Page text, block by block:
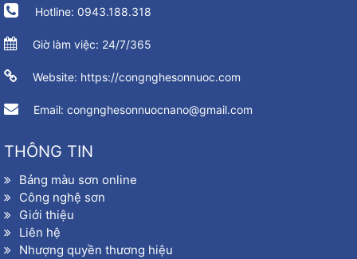
Hotline: 0943.188.318
Giờ làm việc: 24/7/365
Website: https://congnghesonnuoc.com
Email: congnghesonnuocnano@gmail.com
THÔNG TIN
Bảng màu sơn online
Công nghệ sơn
Giới thiệu
Liên hệ
Nhượng quyền thương hiệu